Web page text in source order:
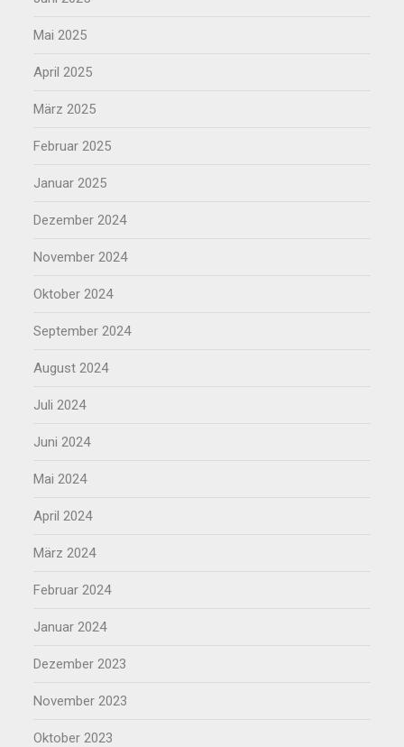
Mai 2025
April 2025
März 2025
Februar 2025
Januar 2025
Dezember 2024
November 2024
Oktober 2024
September 2024
August 2024
Juli 2024
Juni 2024
Mai 2024
April 2024
März 2024
Februar 2024
Januar 2024
Dezember 2023
November 2023
Oktober 2023